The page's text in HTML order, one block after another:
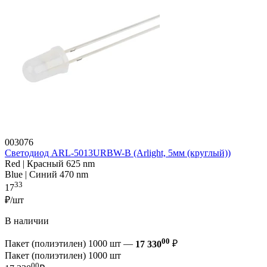
003076
Светодиод ARL-5013URBW-B (Arlight, 5мм (круглый))
Red | Красный 625 nm
Blue | Синий 470 nm
1733
₽/шт
В наличии
Пакет (полиэтилен) 1000 шт — 17 33000 ₽
Пакет (полиэтилен) 1000 шт